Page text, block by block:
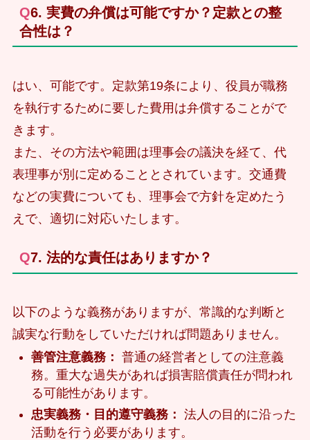
Q6. 実費の弁償は可能ですか？定款との整
合性は？
はい、可能です。定款第19条により、役員が職務
を執行するために要した費用は弁償することがで
きます。
また、その方法や範囲は理事会の議決を経て、代
表理事が別に定めることとされています。交通費
などの実費についても、理事会で方針を定めたう
えで、適切に対応いたします。
Q7. 法的な責任はありますか？
以下のような義務がありますが、常識的な判断と
誠実な行動をしていただければ問題ありません。
善管注意義務： 普通の経営者としての注意義
務。重大な過失があれば損害賠償責任が問われ
る可能性があります。
忠実義務・目的遵守義務： 法人の目的に沿った
活動を行う必要があります。